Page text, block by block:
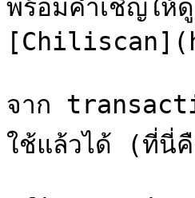
พร้อมคำเชิญ
จาก
ใช้แล้วได้ (ที่นี่